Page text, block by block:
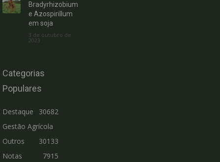
Bradyrhizobium
e Azospirillum
em soja
3 de outubro de
2023
Categorias
Populares
Destaque
30682
Gestão Agrícola
30133
Outros
7915
Notas